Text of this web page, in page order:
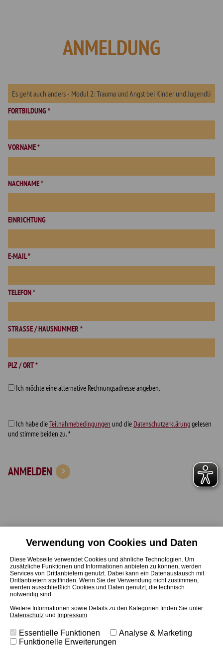
ANMELDUNG
FORTBILDUNG *
VORNAME *
NACHNAME *
EINRICHTUNG
E-MAIL *
TELEFON *
STRASSE / HAUSNUMMER *
PLZ / ORT *
Ich möchte eine alternative Rechnungsadresse angeben.
Ich habe dieTeilnahmebedingungen und die Datenschutzerklärunggelesen
und stimme beiden zu. *
ANMELDEN
Ausbildung
Weiterbildung
Fortbildung
Veranstaltungen
Neuigkeiten
Kontakt
Über Uns
Verwendung von Cookies und Daten
Diese Webseite verwendet Cookies und ähnliche Technologien. Um
zusätzliche Funktionen und Informationen anbieten zu können, werden
Services von Drittanbietern genutzt. Dabei kann ein Datenaustausch mit
Drittanbietern stattfinden. Wenn Sie der Verwendung nicht zustimmen,
werden ausschließlich Cookies und Daten genutzt, die technisch
notwendig sind.
Weitere Informationen sowie Details zu den Kategorien finden Sie unter
Datenschutz und Impressum.
Essentielle Funktionen
Analyse & Marketing
Funktionelle Erweiterungen